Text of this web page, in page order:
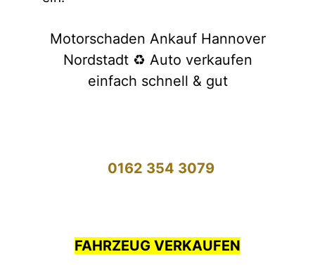
Motorschaden Ankauf Hannover
Nordstadt ♻️ Auto verkaufen
einfach schnell & gut
0162 354 3079
FAHRZEUG VERKAUFEN